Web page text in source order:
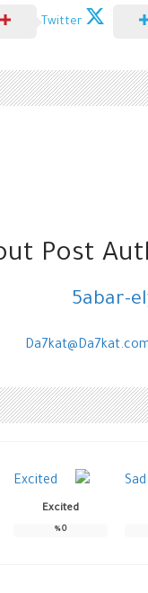
Twitter
Post
5abar-
Excited
0
%